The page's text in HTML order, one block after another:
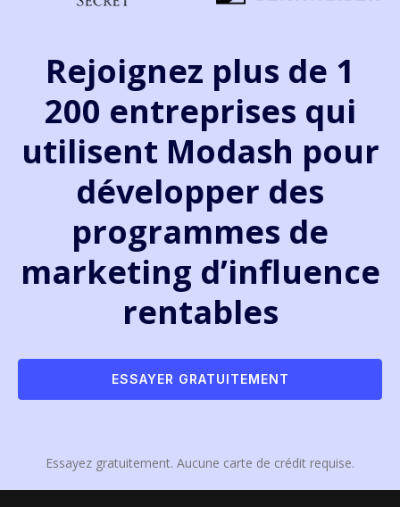
Rejoignez plus de 1
200 entreprises qui
utilisent Modash pour
développer des
programmes de
marketing d’influence
rentables
ESSAYER GRATUITEMENT
Essayez gratuitement. Aucune carte de crédit requise.